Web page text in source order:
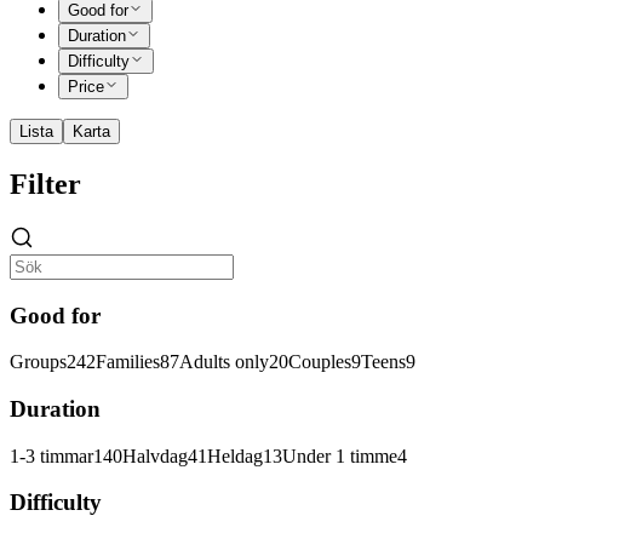
Good for
Duration
Difficulty
Price
Lista Karta
Filter
Good for
Groups242Families87Adults only20Couples9Teens9
Duration
1-3 timmar140Halvdag41Heldag13Under 1 timme4
Difficulty